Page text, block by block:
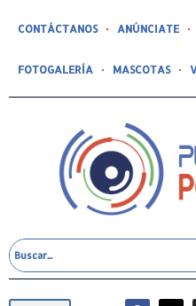
CONTÁCTANOS ANÚNCIATE
FOTOGALERÍA MASCOTAS